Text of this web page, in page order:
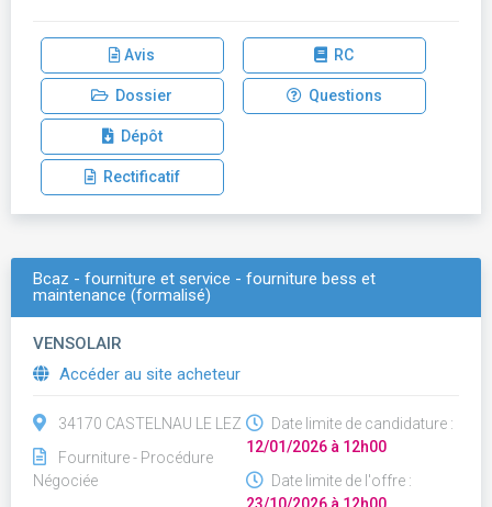
Avis RC
Dossier Questions
Dépôt
Rectificatif
Bcaz - fourniture et service - fourniture bess et
maintenance (formalisé)
VENSOLAIR
Accéder au site acheteur
34170 CASTELNAU LE LEZ
Fourniture - Procédure
Négociée
Date limite de candidature :
12/01/2026 à 12h00
Date limite de l'offre :